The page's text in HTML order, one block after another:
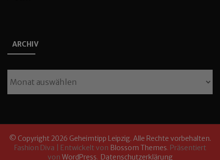
ARCHIV
© Copyright 2026 Geheimtipp Leipzig. Alle Rechte vorbehalten.
Fashion Diva | Entwickelt von Blossom Themes. Präsentiert
von WordPress. Datenschutzerklärung